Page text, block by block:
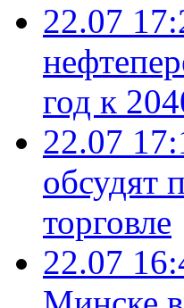
22.07
год к
22.07
обсудят
торговле
22.07